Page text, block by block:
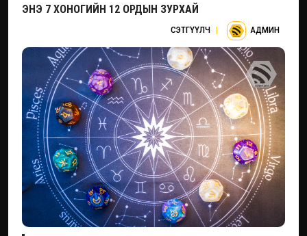
ЭНЭ 7 ХОНОГИЙН 12 ОРДЫН ЗУРХАЙ
СЭТГҮҮЛЧ | АДМИН